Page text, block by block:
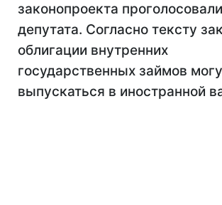
законопроекта
депутата. Согласно тексту
облигации внутренних
государственных займов
выпускаться в иностранной